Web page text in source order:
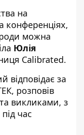
на
конференціях,
можна
Юлія
Calibrated.
відповідає за
розповів
викликами, з
час